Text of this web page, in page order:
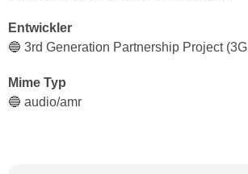
Entwickler
🔵 3rd Generation Partnership Project
Mime Typ
🔵 audio/amr